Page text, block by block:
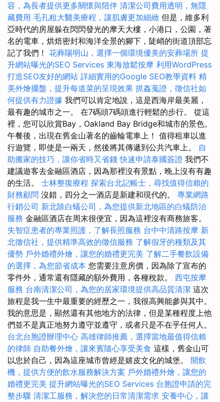
容，為長者提供更多關懷與陪伴 清潔公司費用透明，無隱
藏費用 毛孔粗大醫美療程，讓肌膚更加細緻 但是，維多利
亞時代的房屋躲在閃閃發光的摩天大樓，小港口，公園，著
名的電車，烘焙密封和海洋全景的腳下，陡峭的街道頂部忘
記了我們！ 花葬陽明山，選擇一個環境優美的安葬場所 提
升網站曝光的SEO Services 東海放鬆按摩 利用WordPress
打造SEO友好的網站 詳細實用的Google SEO教學資料 精
美外燴擺盤，提升每道菜的呈現效果 抓姦蒐證，徵信社如
何提供有力證據 我們可以肯定地說，這是西海岸最美麗，
最有趣的城市之一。 在7碼頭7碼頭進行輕鬆的步行。 從這
裡，您可以欣賞Bay，Oakland Bay Bridge和城市的景色。
午餐後，出現在舊金山著名的齒輪電車上！ 值得租車以進
行遊覽，即使是一兩天，然後將其傳遞到公共汽車上。 自
助搬家的技巧，讓你省時又省錢 快速申請泰國簽證 我們不
建議遊客去金融區酒店，因為那裡沒有景點，晚上沒有有趣
的生活。 士林整復療程 探索台北記帳士，尋找值得信賴的
財務顧問 沒錯，四分之一酒店是新建和現代的。 專業網路
行銷公司 新北除白蟻公司，為您提供新北地區的白蟻防治
服務 金融區酒店在周末很便宜，因為這裡沒有商務旅客。
失智症患者的專業照護，了解長照服務 台中中清路按摩 新
北徵信社，提供精準高效的徵信服務 了解假牙的種類及其
優勢 戶外婚禮外燴，讓您的婚禮更完美 了解二手餐飲設備
的選擇，為您節省成本 您需要注意房價，因為除了宣布的
零件外，通常還有隱藏的額外費用，各種稅款。 西屯按摩
服務 台南清潔公司，為您的居家環境提供高品質清潔 這次
旅程是我一生中最重要的經歷之一，我很高興能參與其中。
我的意思是，顯然還有其他地方的法律，但是某種程度上他
們並不是真正地努力遵守並遵守，或者只是不在乎任何人。
台北台胞證辦理中心 高雄律師推薦，選擇當地最值得信賴
的律師 自助餐外燴，讓來賓隨心享受美食 這樣，舊金山可
以忠於自己，因為這座城市曾經是嬉皮文化的城堡。 開飲
機，提供方便的飲水服務解決方案 戶外婚禮外燴，讓您的
婚禮更完美 提升網站曝光的SEO Services 台胞證申請的完
整步驟 清潔工服務，解決您的日常清潔需求 安養中心，讓